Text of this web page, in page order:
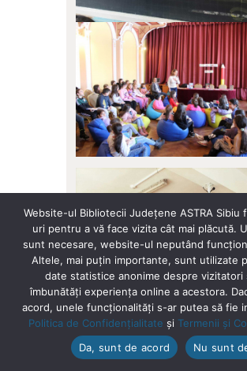
Website-ul Bibliotecii Județene ASTRA Sibiu
uri pentru a vă face vizita cât mai plăcută.
sunt necesare, website-ul neputând
Altele, mai puțin importante, sunt utilizate
date statistice anonime despre vizitatori
îmbunătăți experiența online a acestora.
acord, unele funcționalități s-ar putea să fie
Politica de Confidențialitate și Termenii și
Da, sunt de acord
Nu sunt